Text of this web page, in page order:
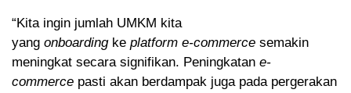
“Kita ingin jumlah UMKM kita
yang onboardingke platform e-commerce semakin
meningkat secara signifikan. Peningkatan e-
commerce pasti akan berdampak juga pada pergerakan